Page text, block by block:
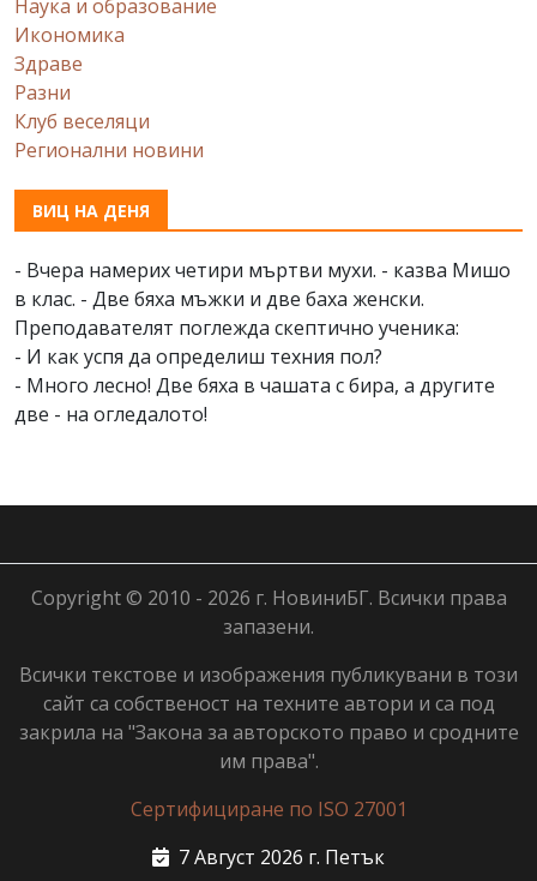
Наука и образование
Икономика
Здраве
Разни
Клуб веселяци
Регионални новини
ВИЦ НА ДЕНЯ
- Вчера намерих четири мъртви мухи. - казва Мишо
в клас. - Две бяха мъжки и две баха женски.
Преподавателят поглежда скептично ученика:
- И как успя да определиш техния пол?
- Много лесно! Две бяха в чашата с бира, а другите
две - на огледалото!
Copyright © 2010 - 2026 г. НовиниБГ. Всички права
запазени.
Всички текстове и изображения публикувани в този
сайт са собственост на техните автори и са под
закрила на "Закона за авторското право и сродните
им права".
Сертифициране по ISO 27001
7 Август 2026 г. Петък